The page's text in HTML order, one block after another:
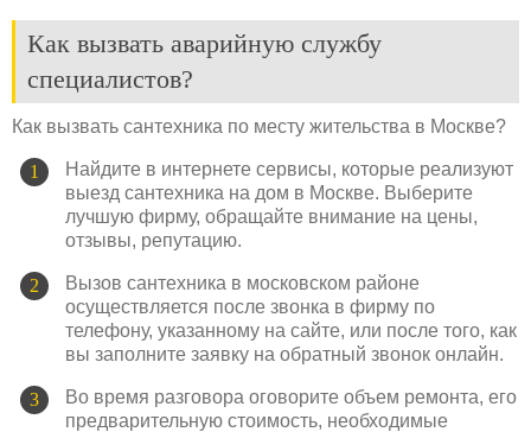
Как вызвать аварийную службу
специалистов?
Как вызвать сантехника по месту жительства в Москве?
Найдите в интернете сервисы, которые реализуют
выезд сантехника на дом в Москве. Выберите
лучшую фирму, обращайте внимание на цены,
отзывы, репутацию.
Вызов сантехника в московском районе
осуществляется после звонка в фирму по
телефону, указанному на сайте, или после того, как
вы заполните заявку на обратный звонок онлайн.
Во время разговора оговорите объем ремонта, его
предварительную стоимость, необходимые